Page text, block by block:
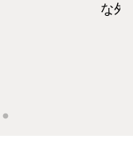
な外